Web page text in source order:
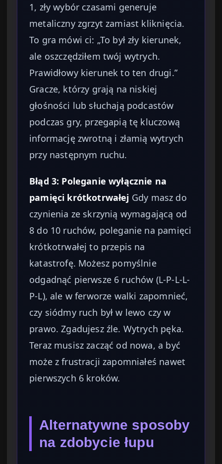
1, zły wybór czasami generuje
metaliczny zgrzyt zamiast kliknięcia.
To gra mówi ci: „To był zły kierunek,
ale oszczędziłem twój wytrych.
Prawidłowy kierunek to ten drugi.”
Gracze, którzy grają na niskiej
głośności lub słuchają podcastów
podczas gry, przegapią tę kluczową
informację zwrotną i złamią wytrych
przy następnym ruchu.
Błąd 3: Poleganie wyłącznie na
pamięci krótkotrwałej Gdy masz do
czynienia ze skrzynią wymagającą od
8 do 10 ruchów, poleganie na pamięci
krótkotrwałej to przepis na
katastrofę. Możesz pomyślnie
odgadnąć pierwsze 6 ruchów (L-P-L-L-
P-L), ale w ferworze walki zapomnieć,
czy siódmy ruch był w lewo czy w
prawo. Zgadujesz źle. Wytrych pęka.
Teraz musisz zacząć od nowa, a być
może z frustracji zapomniałeś nawet
pierwszych 6 kroków.
Alternatywne sposoby
na zdobycie łupu